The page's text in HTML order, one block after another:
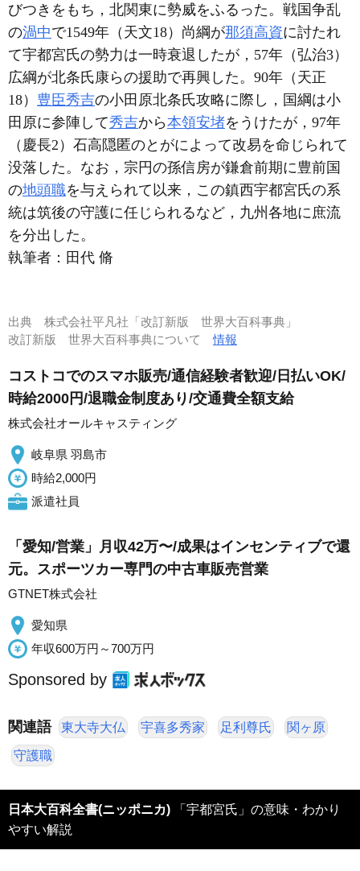
びつきをもち，北関東に勢威をふるった。戦国争乱
の渦中で1549年（天文18）尚綱が那須高資に討たれ
て宇都宮氏の勢力は一時衰退したが，57年（弘治3）
広綱が北条氏康らの援助で再興した。90年（天正
18） 豊臣秀吉の小田原北条氏攻略に際し，国綱は小
田原に参陣して秀吉から本領安堵をうけたが，97年
（慶長2）石高隠匿のとがによって改易を命じられて
没落した。なお，宗円の孫信房が鎌倉前期に豊前国
の地頭職を与えられて以来，この鎮西宇都宮氏の系
統は筑後の守護に任じられるなど，九州各地に庶流
を分出した。
執筆者： 田代 脩
出典 株式会社平凡社「改訂新版 世界大百科事典」
改訂新版 世界大百科事典について情報
コストコでのスマホ販売/通信経験者歓迎/日払いOK/
時給2000円/退職金制度あり/交通費全額支給
株式会社オールキャスティング
岐阜県 羽島市
時給2,000円
派遣社員
「愛知/営業」月収42万〜/成果はインセンティブで還
元。スポーツカー専門の中古車販売営業
GTNET株式会社
愛知県
年収600万円～700万円
Sponsored by
関連語 東大寺大仏 宇喜多秀家 足利尊氏 関ヶ原
守護職
日本大百科全書(ニッポニカ) 「宇都宮氏」の意味・わかり
やすい解説